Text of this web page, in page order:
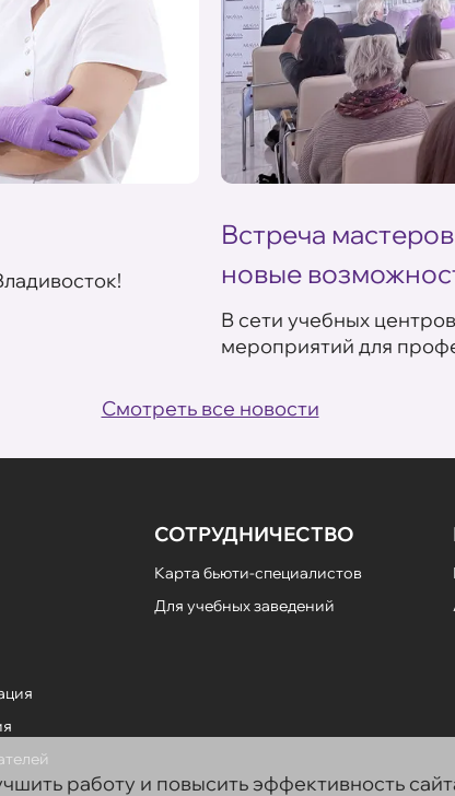
Встреча
новые
В сети учебных
мероприятий для
Смотреть все новости
СОТРУДНИЧЕСТВО
Карта бьюти-специалистов
Для учебных заведений
работу и повысить эффективность